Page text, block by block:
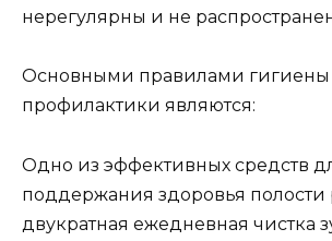
нерегулярны и не
Основными правилами гигиены
профилактики являются:
Одно из эффективных средств
поддержания здоровья полости
двукратная ежедневная чистка